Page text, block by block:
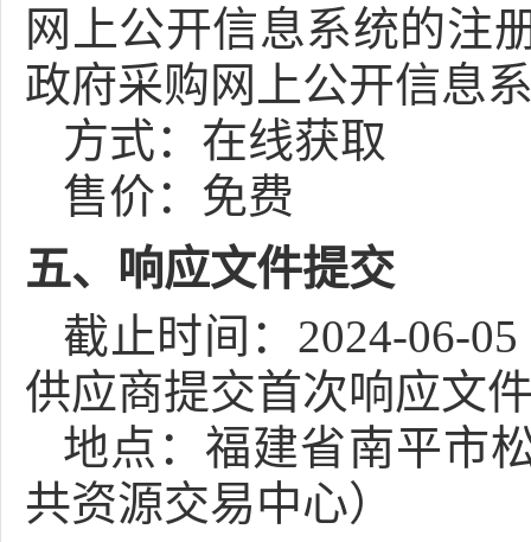
网上公开信息系统的注
政府采购网上公开信息
方式： 在线获取
售价：免费
五、响应文件提交
截止时间： 2024-06-
供应商提交首次响应文
地点： 福建省南平市
共资源交易中心）